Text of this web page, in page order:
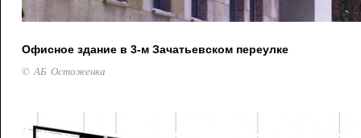
Офисное здание в 3-м Зачатьевском переулке
© АБ Остоженка